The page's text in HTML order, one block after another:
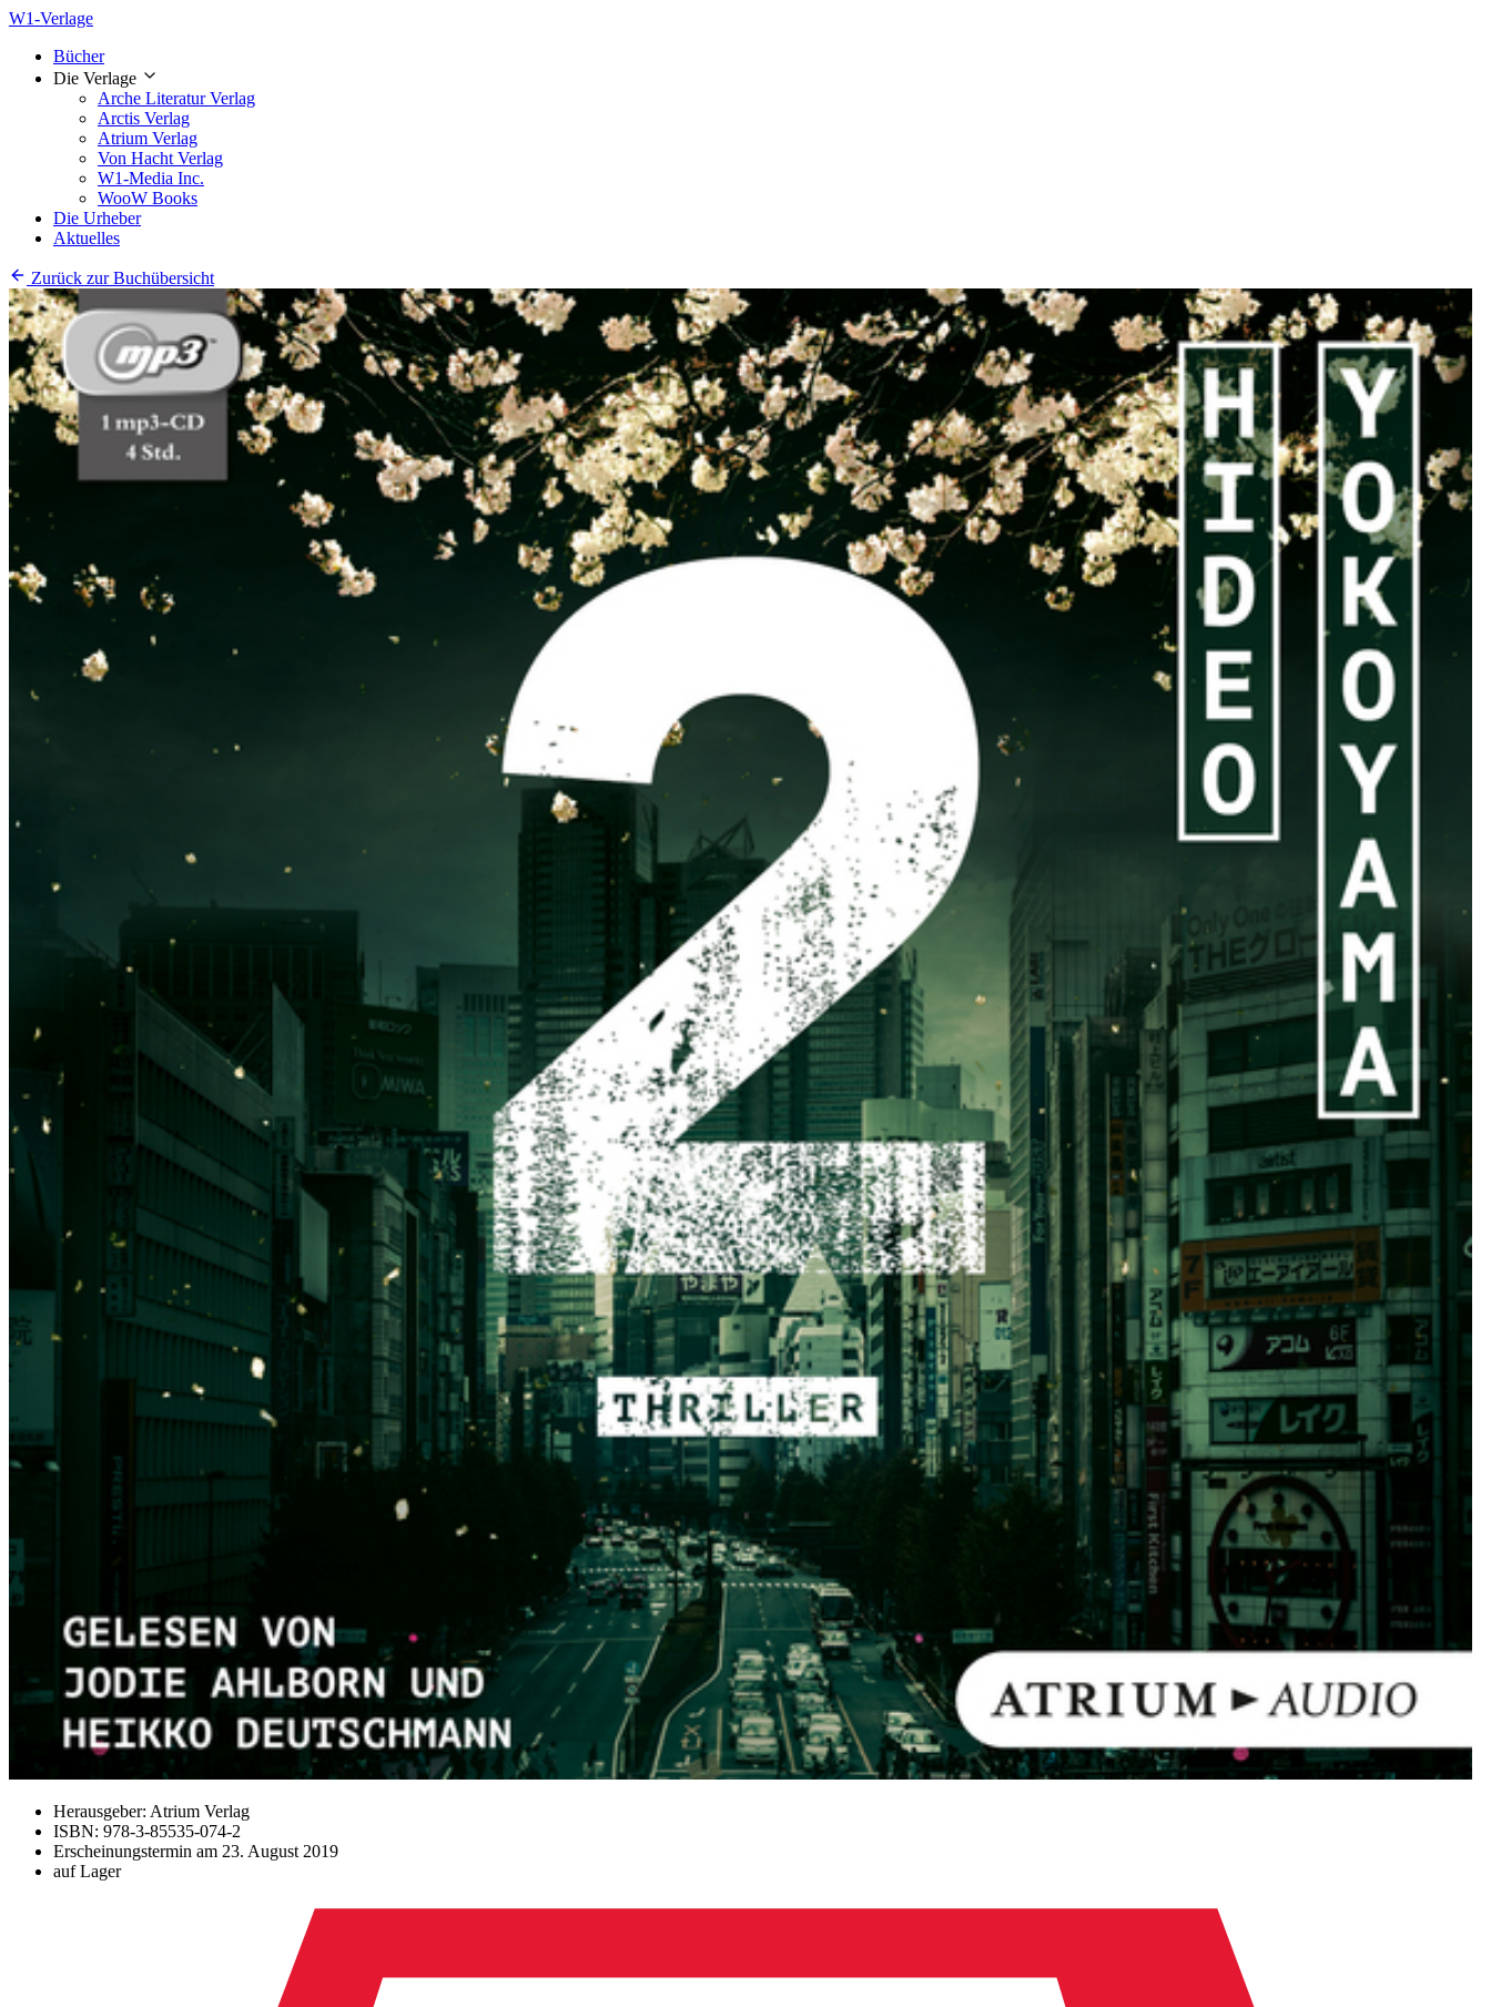
W1-Verlage
Bücher
Die Verlage
Arche Literatur Verlag
Arctis Verlag
Atrium Verlag
Von Hacht Verlag
W1-Media Inc.
WooW Books
Die Urheber
Aktuelles
Zurück zur Buchübersicht
Herausgeber: Atrium Verlag
ISBN: 978-3-85535-074-2
Erscheinungstermin am 23. August 2019
auf Lager